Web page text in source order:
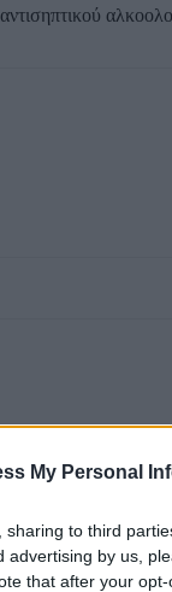
My Personal
to third
advertising by us,
that after your